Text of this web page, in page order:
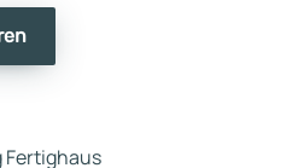
Fertighaus